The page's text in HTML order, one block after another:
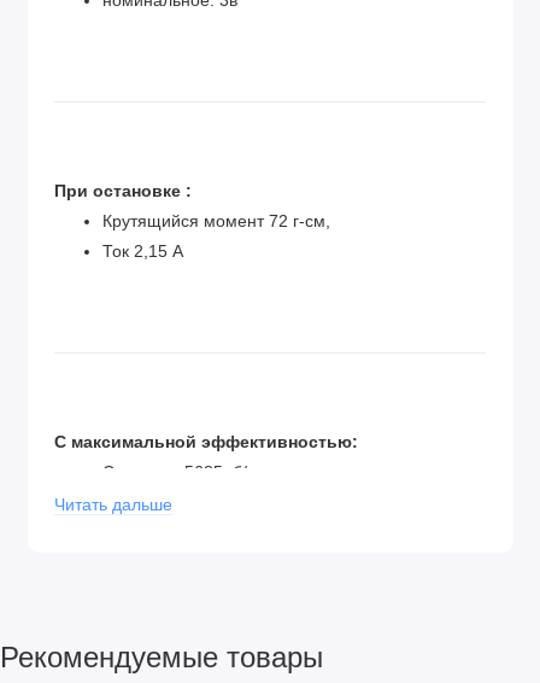
При остановке :
Крутящийся момент 72 г-см,
Ток 2,15 А
С максимальной эффективностью:
Скорость: 5685об/мин.
Ток: 0,497А
Читать дальше
Рекомендуемые товары